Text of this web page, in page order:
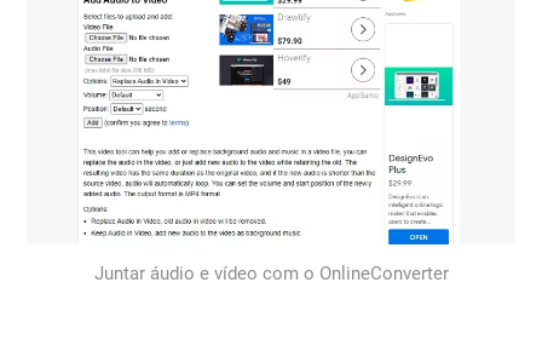
Juntar áudio e vídeo com o OnlineConverter